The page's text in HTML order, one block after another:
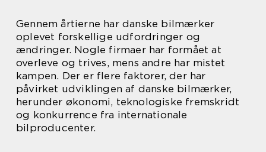
Gennem årtierne har danske bilmærker
oplevet forskellige udfordringer og
ændringer. Nogle firmaer har formået at
overleve og trives, mens andre har mistet
kampen. Der er flere faktorer, der har
påvirket udviklingen af danske bilmærker,
herunder økonomi, teknologiske fremskridt
og konkurrence fra internationale
bilproducenter.